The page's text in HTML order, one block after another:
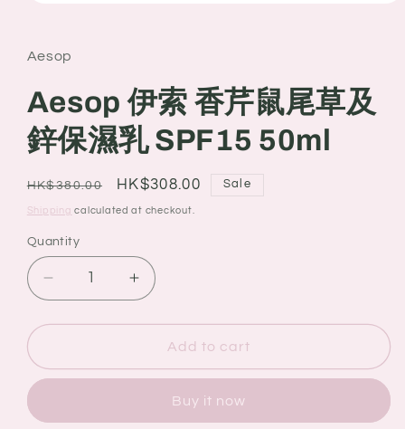
in
modal
Aesop
Aesop 伊索 香芹鼠尾草及
鋅保濕乳 SPF15 50ml
Regular
price
HK$380.00
Sale
price
HK$308.00 Sale
Shipping calculated at checkout.
Quantity
Quantity
Decrease
quantity
for
伊
Increase
quantity
for
Aesop
伊
Add to cart
Buy it now